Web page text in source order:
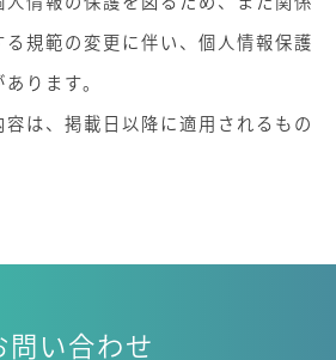
規範の変更に伴い、個人情報保護
ります。
は、掲載日以降に適用されるもの
問い合わせ